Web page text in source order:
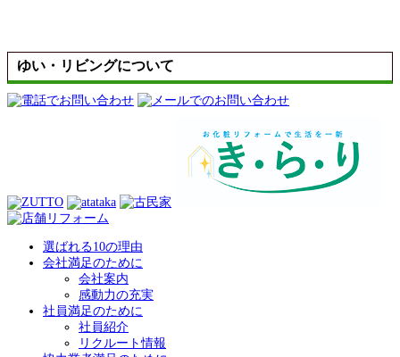
ゆい・リビングについて
選ばれる10の理由
会社満足のために
会社案内
感動力の充実
社員満足のために
社員紹介
リクルート情報